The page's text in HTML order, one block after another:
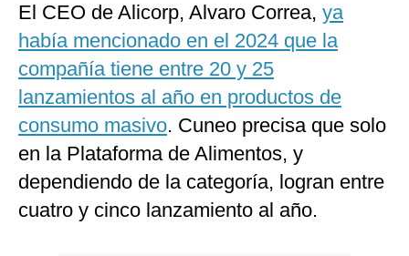
El CEO de Alicorp, Alvaro Correa, ya
había mencionado en el 2024 que la
compañía tiene entre 20 y 25
lanzamientos al año en productos de
consumo masivo. Cuneo precisa que solo
en la Plataforma de Alimentos, y
dependiendo de la categoría, logran entre
cuatro y cinco lanzamiento al año.